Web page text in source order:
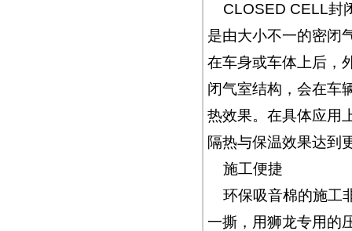
CLOSED CELL封
是由大小不一的密闭
在车身或车体上后，
闭气室结构，会在车
热效果。在具体应用
隔热与保温效果达到
施工便捷
环保吸音棉的施工
一撕，用狮龙专用的